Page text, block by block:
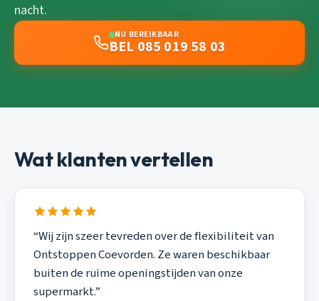
nacht.
NU BEREIKBAAR
BEL 085 019 58 03
Wat klanten vertellen
“Wij zijn szeer tevreden over de flexibiliteit van
Ontstoppen Coevorden. Ze waren beschikbaar
buiten de ruime openingstijden van onze
supermarkt.”